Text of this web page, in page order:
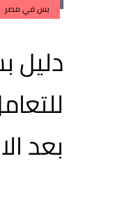
بس في مصر
بعد